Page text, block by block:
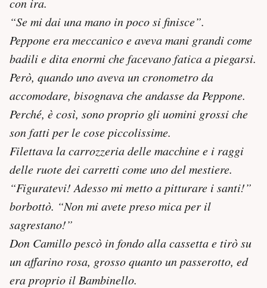
“Se mi dai una mano in poco si finisce”.
Peppone era meccanico e aveva mani grandi come
badili e dita enormi che facevano fatica a piegarsi.
Però, quando uno aveva un cronometro da
accomodare, bisognava che andasse da Peppone.
Perché, è così, sono proprio gli uomini grossi che
son fatti per le cose piccolissime.
Filettava la carrozzeria delle macchine e i raggi
delle ruote dei carretti come uno del mestiere.
“Figuratevi! Adesso mi metto a pitturare i santi!”
borbottò. “Non mi avete preso mica per il
sagrestano!”
Don Camillo pescò in fondo alla cassetta e tirò su
un affarino rosa, grosso quanto un passerotto, ed
era proprio il Bambinello.